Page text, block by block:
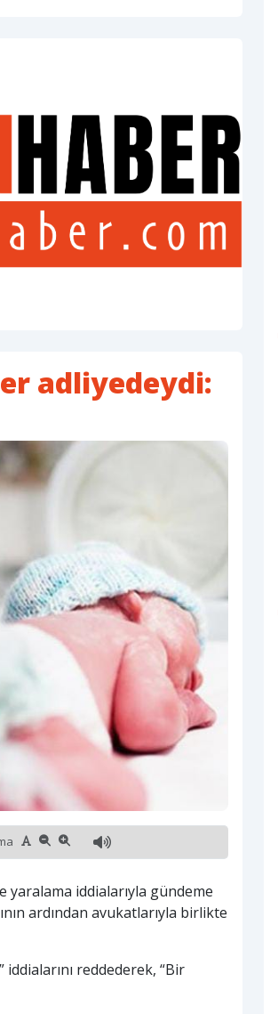
adliyedeydi:
yaralama iddialarıyla gündeme
ardından avukatlarıyla birlikte
reddederek, “Bir